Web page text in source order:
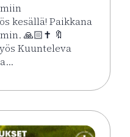
kesällä! Paikkana
🙏🏻✝️ 🔖
Kuunteleva
rukoushetket